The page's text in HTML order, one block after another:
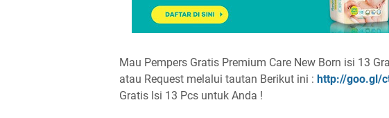
Mau Pempers Gratis Premium Care New Born isi 13
atau Request melalui tautan Berikut ini : http://goo.gl/
Gratis Isi 13 Pcs untuk Anda !